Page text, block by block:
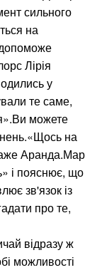
сильного
на
Лірія
у
те саме,
можете
на
Аранда.Мар
і пояснює, що
зв'язок із
про те,
відразу ж
можливості